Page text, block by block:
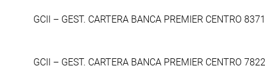
GCII – GEST. CARTERA BANCA PREMIER CENTRO
GCII – GEST. CARTERA BANCA PREMIER CENTRO